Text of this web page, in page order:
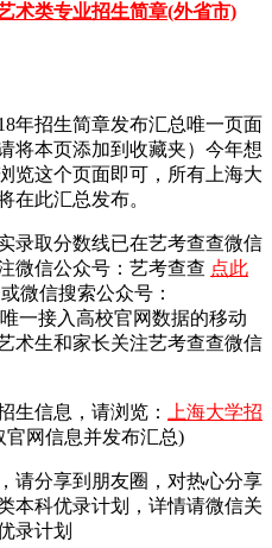
术类专业招生简章(外省市)
年招生简章发布汇总唯一页面
将本页添加到收藏夹）今年想
览这个页面即可，所有上海大
在此汇总发布。
录取分数线已在艺考查查微信
微信公众号：艺考查查 点此
或微信搜索公众号：
一接入高校官网数据的移动
术生和家长关注艺考查查微信
生信息，请浏览：
上海大学招
网信息并发布汇总)
请分享到朋友圈，对热心分享
本科优录计划，详情请微信关
录计划